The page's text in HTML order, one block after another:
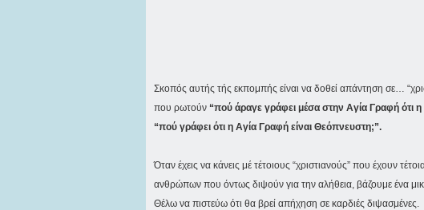
Σκοπός αυτής τής εκπομπής είναι να δοθεί απάντηση σε…
που ρωτούν “πού άραγε γράφει μέσα στην Αγία Γραφή ότι
“πού γράφει ότι η Αγία Γραφή είναι Θεόπνευστη;”.
Όταν έχεις να κάνεις μέ τέτοιους “χριστιανούς” που έχουν
ανθρώπων που όντως διψούν για την αλήθεια, βάζουμε ένα
Θέλω να πιστεύω ότι θα βρεί απήχηση σε καρδιές διψασμένες.